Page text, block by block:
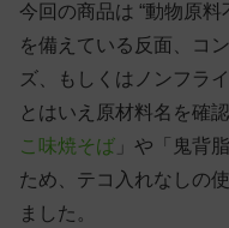
今回の商品は “動物原
を備えている反面、コ
ズ、もしくはノンフラ
とはいえ原材料名を確
こ味焼そば 」や「鬼背
ため、テコ入れなしの
ました。